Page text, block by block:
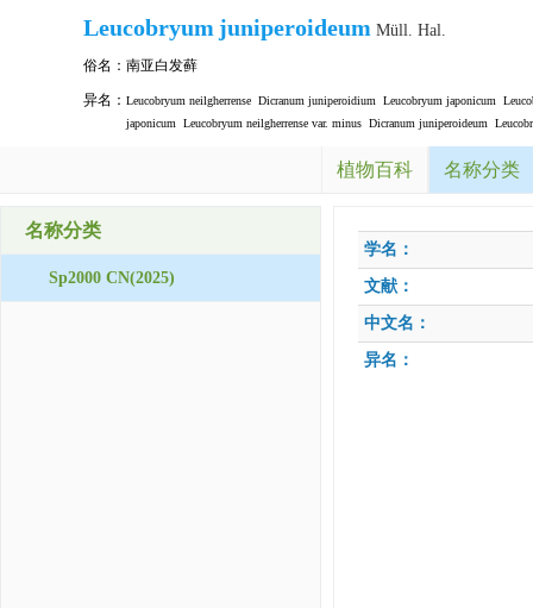
Leucobryum juniperoideum Müll. Hal.
俗名： 南亚白发藓
异名： Leucobryum neilgherrense Dicranum juniperoidium Leucobryum japonicum
japonicum
Leucobryum neilgherrense var. minus Dicranum juniperoideum
植物百科 名称分类
名称分类
Sp2000 CN(2025)
学名：
文献：
中文名：
异名：